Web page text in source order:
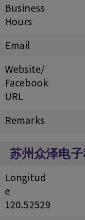
Business
Hours
Email
Website/
Facebook
URL
Remarks
苏州众泽电
Longitud
e
120.52529